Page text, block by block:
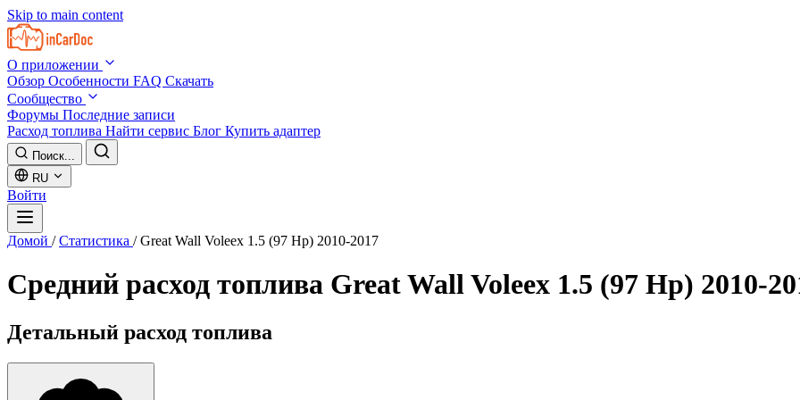
Skip to main content
О приложении
Обзор Особенности FAQ Скачать
Сообщество
Форумы Последние записи
Расход топлива Найти сервис Блог Купить адаптер
Поиск...
RU
Войти
Домой / Статистика / Great Wall Voleex 1.5 (97 Hp) 2010-2017
Средний расход топлива Great Wall Voleex 1.5 (97 Hp) 2010-
Детальный расход топлива